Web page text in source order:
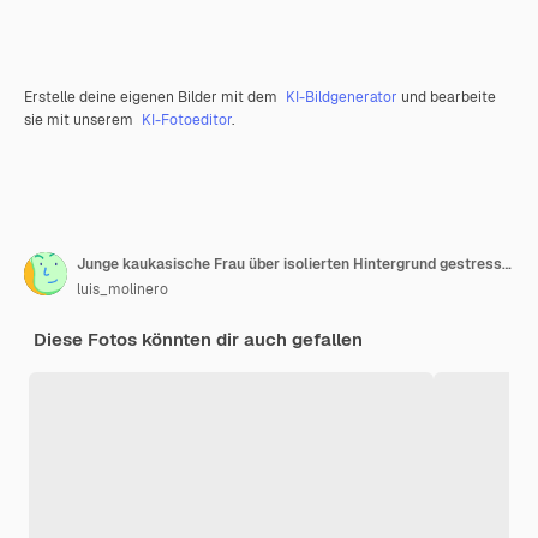
Erstelle deine eigenen Bilder mit dem KI-Bildgenerator und bearbeite
sie mit unserem KI-Fotoeditor.
Junge kaukasische Frau über isolierten Hintergrund gestresst überwältigt
luis_molinero
Diese Fotos könnten dir auch gefallen